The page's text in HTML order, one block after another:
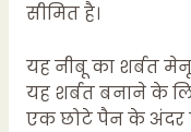
सीमित है।
यह नीबू का शर्बत
यह शर्बत बनाने के
एक छोटे पैन के अंदर